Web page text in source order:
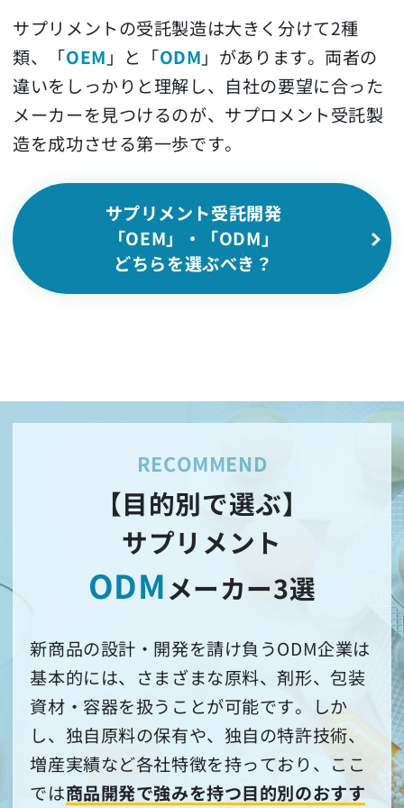
サプリメントの受託製造は大きく分けて2種
類、「OEM 」と「ODM 」があります。両者の
違いをしっかりと理解し、自社の要望に合った
メーカーを見つけるのが、サプロメント受託製
造を成功させる第一歩です。
サプリメント受託開発
「OEM」・「ODM」
どちらを選ぶべき？
【目的別で選ぶ】
サプリメント
ODMメーカー3選
新商品の設計・開発を請け負うODM企業は
基本的には、さまざまな原料、剤形、包装
資材・容器を扱うことが可能です。しか
し、独自原料の保有や、独自の特許技術、
増産実績など各社特徴を持っており、ここ
では商品開発で強みを持つ目的別のおすす